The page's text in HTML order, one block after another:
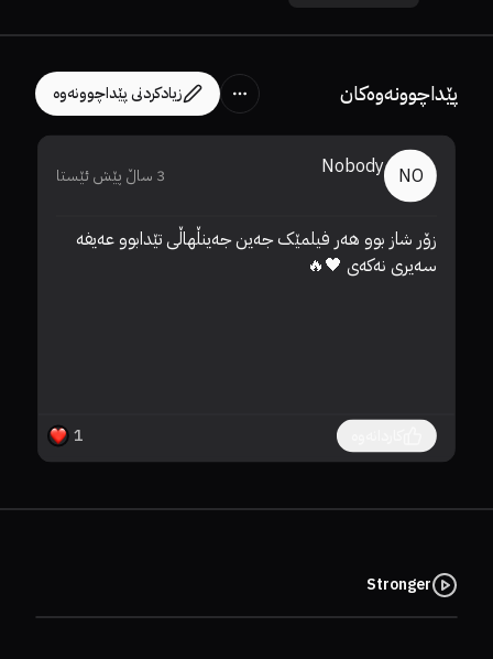
پێداچوونەوەکان زیادکردنی پێداچوونەوە
NO
Nobody 3 ساڵ پێش ئێستا
سەیری نەکەی 🖤🔥
1
Stronger